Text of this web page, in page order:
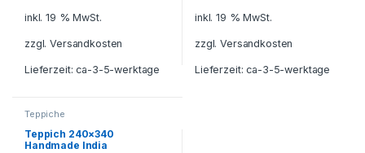
inkl. 19 % MwSt.
zzgl.Versandkosten
Lieferzeit:ca-3-5-werktage
inkl. 19 % MwSt.
zzgl.Versandkosten
Lieferzeit:ca-3-5-werktage
Teppiche
Teppich 240×340
Handmade India